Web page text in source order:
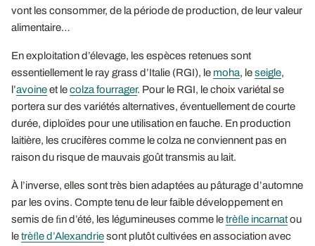
vont les consommer, de la période de production, de leur valeur
alimentaire…
En exploitation d’élevage, les espèces retenues sont
essentiellement le ray grass d’Italie (RGI), le moha, leseigle,
l’avoineet lecolza fourrager. Pour le RGI, le choix variétal se
portera sur des variétés alternatives, éventuellement de courte
durée, diploïdes pour une utilisation en fauche. En production
laitière, les crucifères comme le colza ne conviennent pas en
raison du risque de mauvais goût transmis au lait.
À l’inverse, elles sont très bien adaptées au pâturage d’automne
par les ovins. Compte tenu de leur faible développement en
semis de ﬁn d’été, les légumineuses comme letrèﬂe incarnatou
letrèﬂe d’Alexandriesont plutôt cultivées en association avec